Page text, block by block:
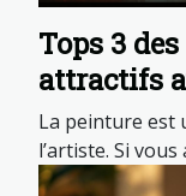
Tops 3
attractifs
La peinture est
l’artiste. Si